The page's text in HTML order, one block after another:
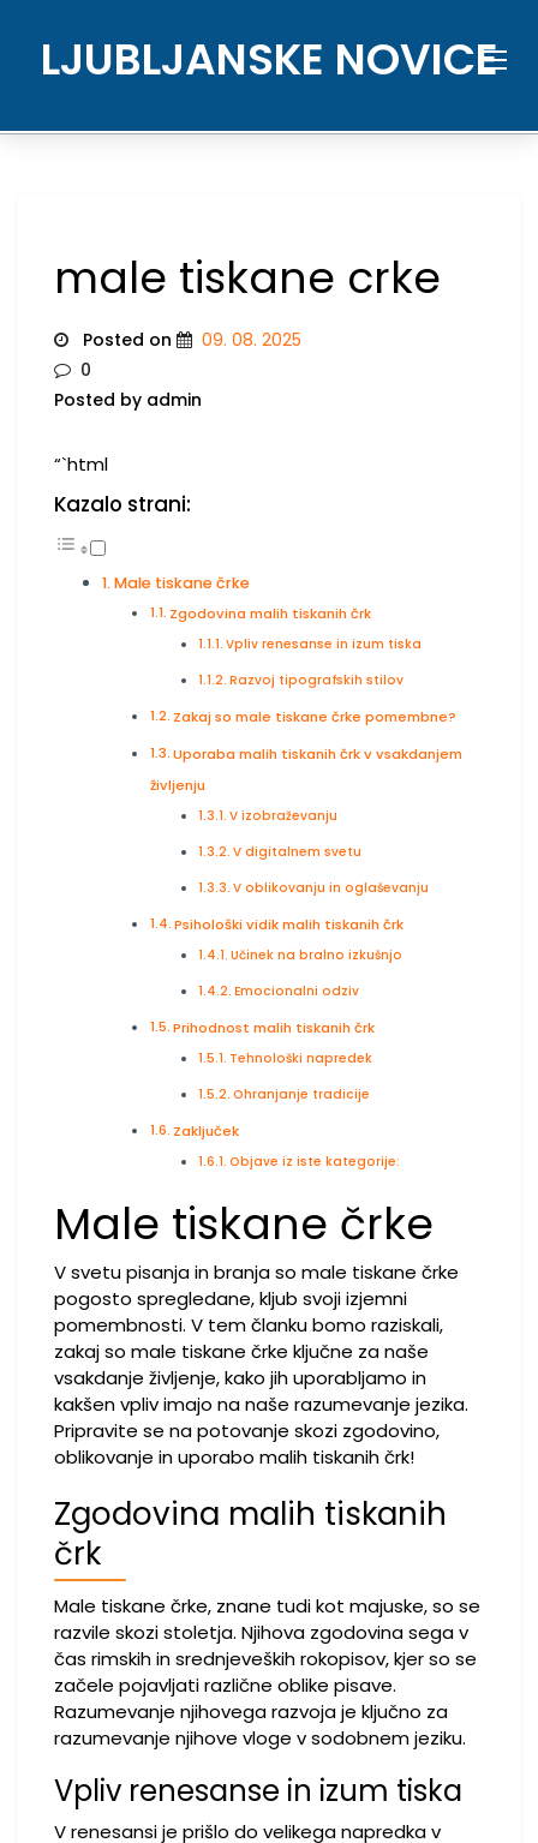
contentLJUBLJANSKE NOVICE
male tiskane crke
Posted on
09. 08. 2025
0
Posted by admin
“`html
Kazalo strani:
Male tiskane črke
Zgodovina malih tiskanih črk
Vpliv renesanse in izum tiska
Razvoj tipografskih stilov
Zakaj so male tiskane črke pomembne?
Uporaba malih tiskanih črk v vsakdanjem
življenju
V izobraževanju
V digitalnem svetu
V oblikovanju in oglaševanju
Psihološki vidik malih tiskanih črk
Učinek na bralno izkušnjo
Emocionalni odziv
Prihodnost malih tiskanih črk
Tehnološki napredek
Ohranjanje tradicije
Zaključek
Objave iz iste kategorije:
Male tiskane črke
V svetu pisanja in branja so male tiskane črke
pogosto spregledane, kljub svoji izjemni
pomembnosti. V tem članku bomo raziskali,
zakaj so male tiskane črke ključne za naše
vsakdanje življenje, kako jih uporabljamo in
kakšen vpliv imajo na naše razumevanje jezika.
Pripravite se na potovanje skozi zgodovino,
oblikovanje in uporabo malih tiskanih črk!
Zgodovina malih tiskanih
črk
Male tiskane črke, znane tudi kot majuske, so se
razvile skozi stoletja. Njihova zgodovina sega v
čas rimskih in srednjeveških rokopisov, kjer so se
začele pojavljati različne oblike pisave.
Razumevanje njihovega razvoja je ključno za
razumevanje njihove vloge v sodobnem jeziku.
Vpliv renesanse in izum tiska
V renesansi je prišlo do velikega napredka v